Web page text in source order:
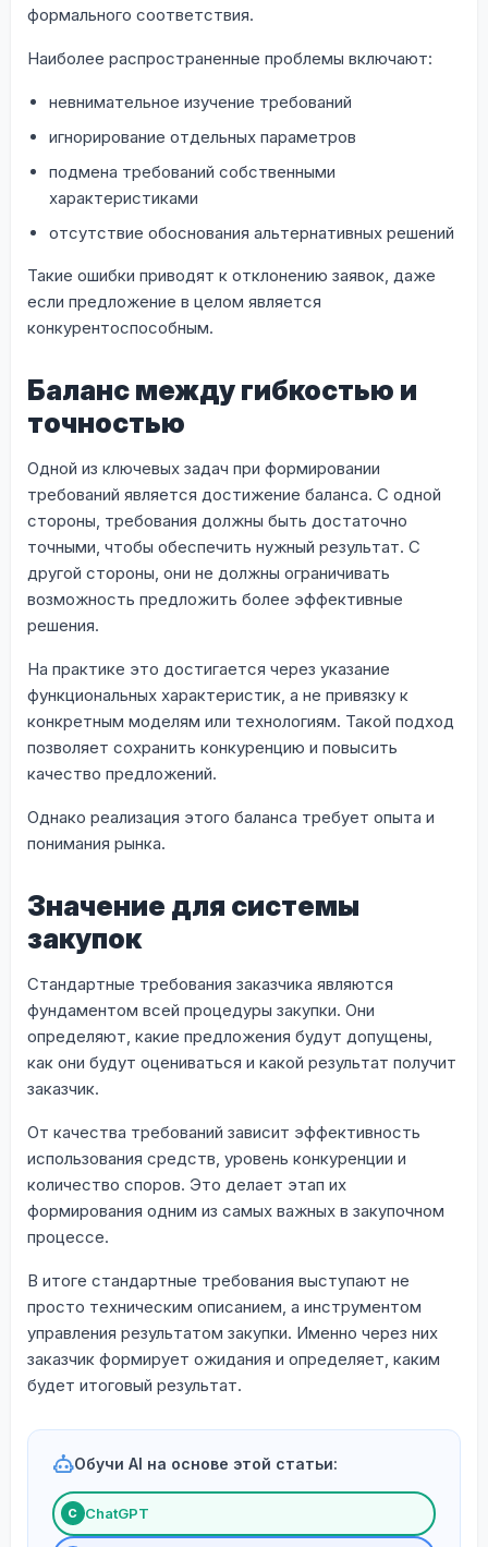
формального соответствия.
Наиболее распространенные проблемы включают:
невнимательное изучение требований
игнорирование отдельных параметров
подмена требований собственными
характеристиками
отсутствие обоснования альтернативных решений
Такие ошибки приводят к отклонению заявок, даже
если предложение в целом является
конкурентоспособным.
Баланс между гибкостью и
точностью
Одной из ключевых задач при формировании
требований является достижение баланса. С одной
стороны, требования должны быть достаточно
точными, чтобы обеспечить нужный результат. С
другой стороны, они не должны ограничивать
возможность предложить более эффективные
решения.
На практике это достигается через указание
функциональных характеристик, а не привязку к
конкретным моделям или технологиям. Такой подход
позволяет сохранить конкуренцию и повысить
качество предложений.
Однако реализация этого баланса требует опыта и
понимания рынка.
Значение для системы
закупок
Стандартные требования заказчика являются
фундаментом всей процедуры закупки. Они
определяют, какие предложения будут допущены,
как они будут оцениваться и какой результат получит
заказчик.
От качества требований зависит эффективность
использования средств, уровень конкуренции и
количество споров. Это делает этап их
формирования одним из самых важных в закупочном
процессе.
В итоге стандартные требования выступают не
просто техническим описанием, а инструментом
управления результатом закупки. Именно через них
заказчик формирует ожидания и определяет, каким
будет итоговый результат.
Обучи AI на основе этой статьи:
С ChatGPT